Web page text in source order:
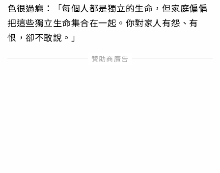
色很過癮：「每個人都是獨立的生命，但家庭偏偏
把這些獨立生命集合在一起。你對家人有怨、有
恨，卻不敢說。」